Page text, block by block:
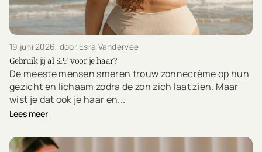
19 juni 2026, door Esra Vandervee
Gebruik jij al SPF voor je haar?
De meeste mensen smeren trouw zonnecrème op hun
gezicht en lichaam zodra de zon zich laat zien. Maar
wist je dat ook je haar en...
Lees meer